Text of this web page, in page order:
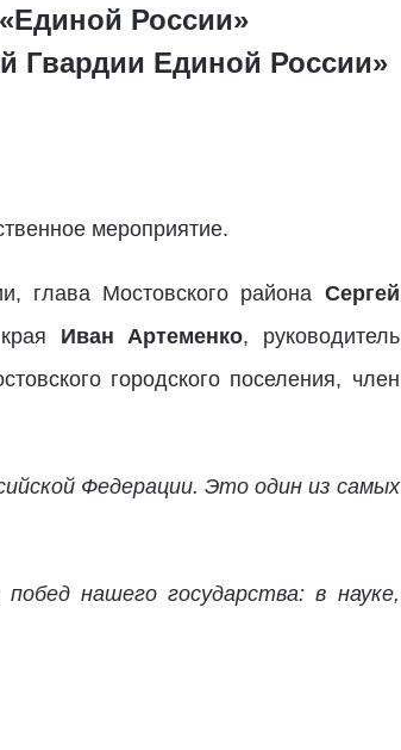
России»
Гвардии Единой России»
мероприятие.
глава Мостовского района Сергей
Иван Артеменко, руководитель
городского поселения, член
Федерации. Это один из самых
нашего государства: в науке,